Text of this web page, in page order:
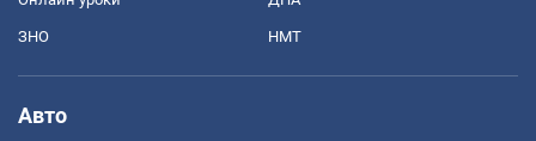
ЗНО НМТ
Авто